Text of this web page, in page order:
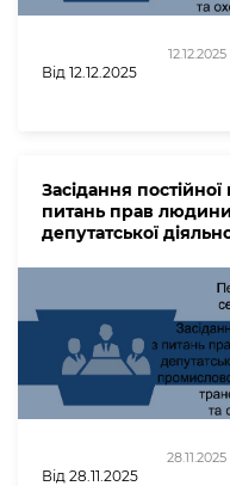
12.12.2025
Від 12.12.2025
Засідання постійної
питань прав
депутатської
28.11.2025
Від 28.11.2025